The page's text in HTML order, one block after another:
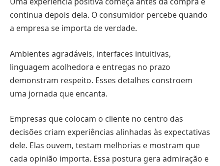
continua depois dela. O consumidor percebe quando
a empresa se importa de verdade.
Ambientes agradáveis, interfaces intuitivas,
linguagem acolhedora e entregas no prazo
demonstram respeito. Esses detalhes constroem
uma jornada que encanta.
Empresas que colocam o cliente no centro das
decisões criam experiências alinhadas às expectativas
dele. Elas ouvem, testam melhorias e mostram que
cada opinião importa. Essa postura gera admiração e